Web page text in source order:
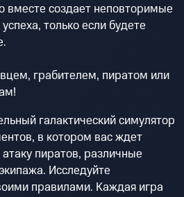
вместе создает неповторимые
только если будете
грабителем, пиратом или
галактический симулятор
в котором вас ждет
пиратов, различные
Исследуйте
правилами. Каждая игра